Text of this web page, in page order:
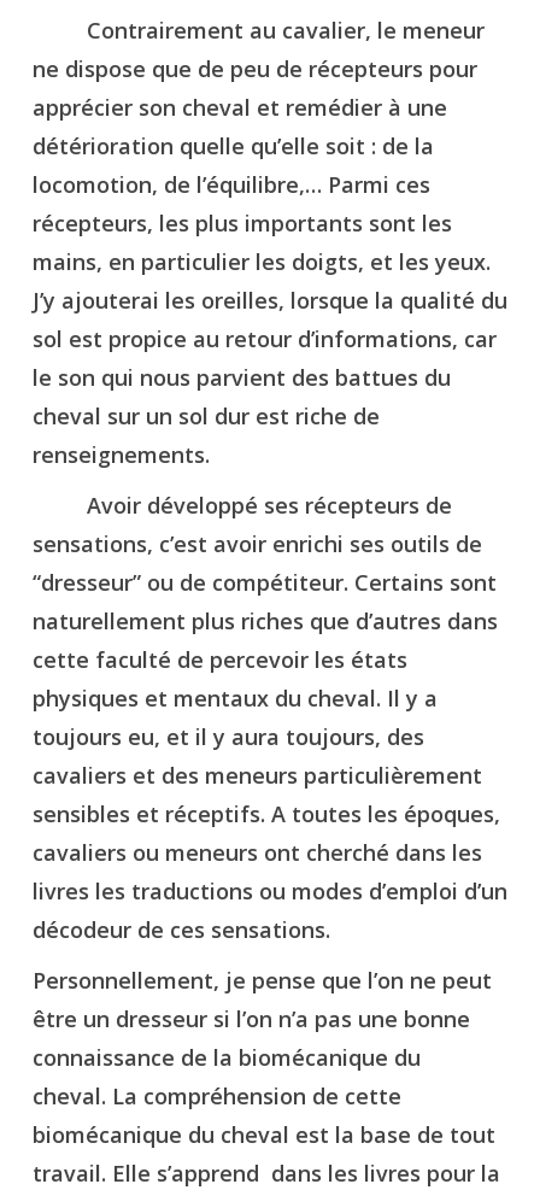
Contrairement au cavalier, le meneur
ne dispose que de peu de récepteurs pour
apprécier son cheval et remédier à une
détérioration quelle qu’elle soit : de la
locomotion, de l’équilibre,… Parmi ces
récepteurs, les plus importants sont les
mains, en particulier les doigts, et les yeux.
J’y ajouterai les oreilles, lorsque la qualité du
sol est propice au retour d’informations, car
le son qui nous parvient des battues du
cheval sur un sol dur est riche de
renseignements.
Avoir développé ses récepteurs de
sensations, c’est avoir enrichi ses outils de
“dresseur” ou de compétiteur. Certains sont
naturellement plus riches que d’autres dans
cette faculté de percevoir les états
physiques et mentaux du cheval. Il y a
toujours eu, et il y aura toujours, des
cavaliers et des meneurs particulièrement
sensibles et réceptifs. A toutes les époques,
cavaliers ou meneurs ont cherché dans les
livres les traductions ou modes d’emploi d’un
décodeur de ces sensations.
Personnellement, je pense que l’on ne peut
être un dresseur si l’on n’a pas une bonne
connaissance de la biomécanique du
cheval. La compréhension de cette
biomécanique du cheval est la base de tout
travail. Elle s’apprend dans les livres pour la